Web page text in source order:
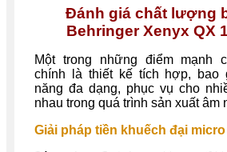
Đánh giá chất lượng
Behringer Xenyx QX
Một trong những điểm mạnh
chính là thiết kế tích hợp, bao
năng đa dạng, phục vụ cho
nhau trong quá trình sản xuất âm
Giải pháp tiền khuếch đại